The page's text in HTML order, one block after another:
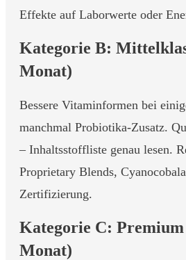
Effekte auf Laborwerte oder
Kategorie B:
Monat)
Bessere Vitaminformen bei
manchmal Probiotika-Zusatz.
– Inhaltsstoffliste genau lesen.
Proprietary Blends,
Zertifizierung.
Kategorie C: Premium
Monat)